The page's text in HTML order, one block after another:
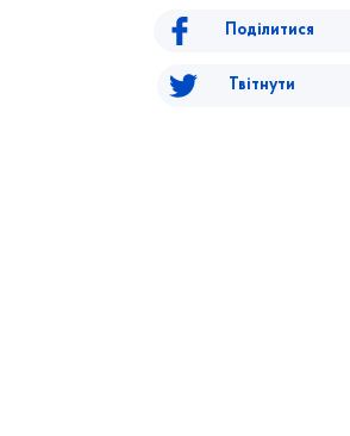
Поділитися
Твітнути